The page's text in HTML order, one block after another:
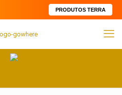
PRODUTOS TERRA